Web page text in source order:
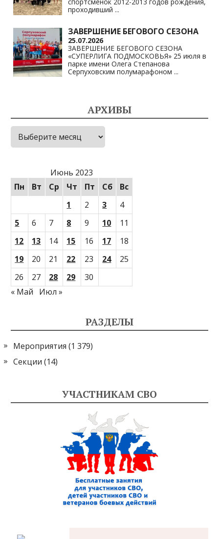
проходивший ...
ЗАВЕРШЕНИЕ БЕГОВОГО СЕЗОНА
25.07.2026
ЗАВЕРШЕНИЕ БЕГОВОГО СЕЗОНА
«СУПЕРЛИГА ПОДМОСКОВЬЯ» 25 июля в
парке имени Олега Степанова
Серпуховским полумарафоном ...
АРХИВЫ
Архивы
Июнь 2023
Пн
Вт Ср Чт Пт Сб
Вс
1
2 3
4
5
6 7 8 9 10
11
12
13 14 15 16 17
18
19
20 21 22 23 24
25
26
27 28 29
30
« Май
Июл »
РАЗДЕЛЫ
Мероприятия (1 379)
Секции (14)
УЧАСТНИКАМ СВО